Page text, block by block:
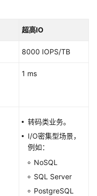
超高IO
8000 IOPS/TB
1 ms
转码类业务。
I/O密集型场景，
例如：
NoSQL
SQL Server
PostgreSQL